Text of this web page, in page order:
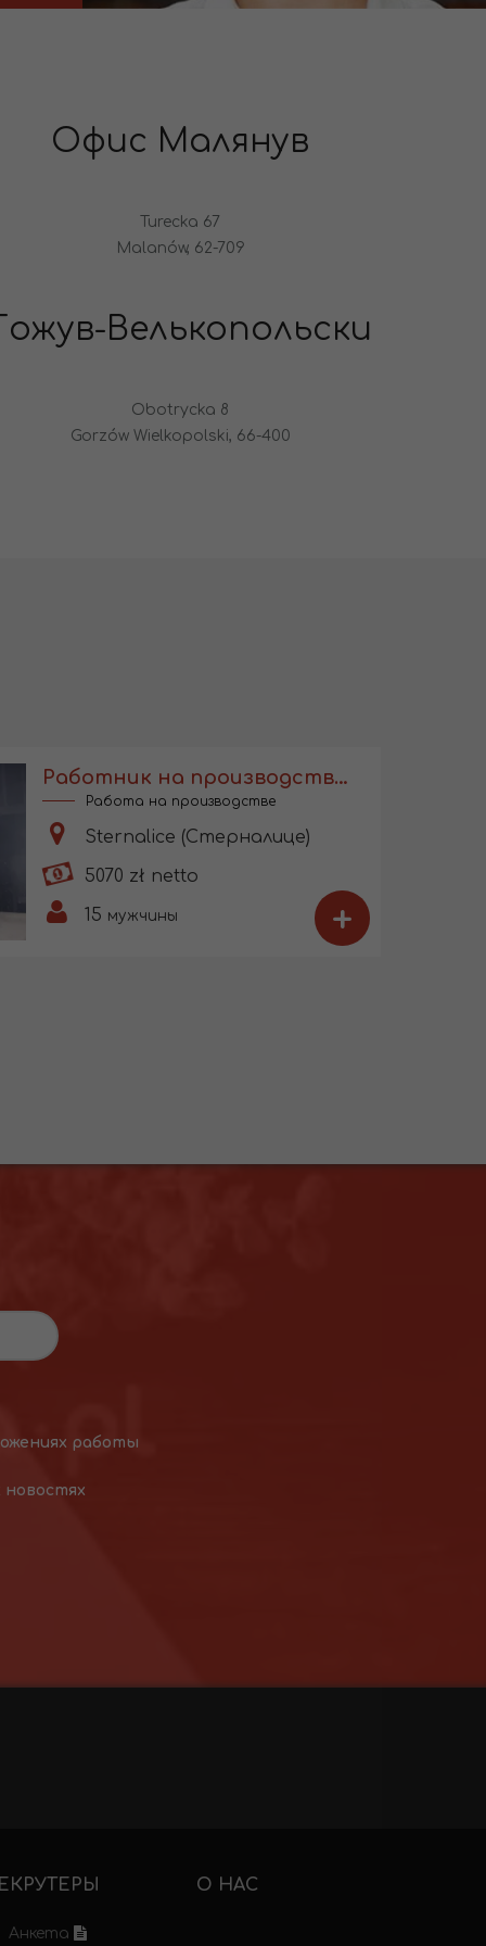
Офис Малянув
Turecka 67
Malanów, 62-709
Велькопольски
Obotrycka 8
Gorzów Wielkopolski, 66-400
Работник на производстве пенопласта
Работа на производстве
Sternalice (Стерналице)
5070 zł netto
15 мужчины +
работы
новостях
Анкета
О НАС